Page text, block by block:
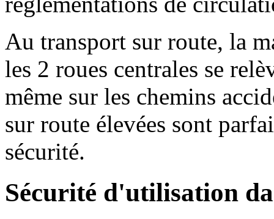
Au transport sur route, la
les 2 roues centrales se
même sur les chemins
sur route élevées sont
sécurité.
Sécurité d'utilisation